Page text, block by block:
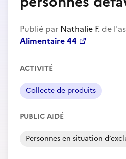
Publié par Nathalie F. de
Alimentaire 44
ACTIVITÉ
Collecte de produits
PUBLIC AIDÉ
Personnes en situation